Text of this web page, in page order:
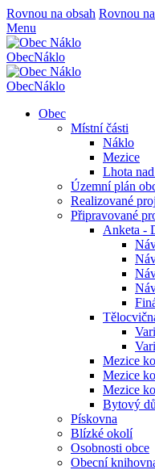
Rovnou na obsah Rovnou
Menu
ObecNáklo
ObecNáklo
Obec
Místní části
Náklo
Mezice
Lhota
Územní plán
Realizované
Připravované
Anketa -
Mezice
Mezice
Mezice
Bytový
Pískovna
Blízké okolí
Osobnosti obce
Obecní